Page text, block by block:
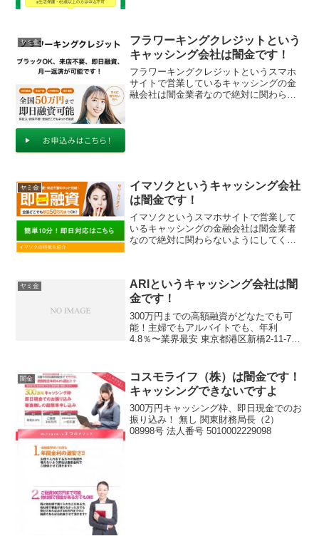
ヤミ金
フラワーキングクレジットという
キャッシング会社は闇金です！
フラワーキングクレジットというスマホ
サイトで営業しているキャッシングの金
融会社は闇金業者なので絶対に関わらな
ヤミ金
イマソクというキャッシング会社
は闇金です！
イマソクというスマホサイトで営業して
いるキャッシングの金融会社は闇金業者
なので絶対に関わらないようにしてくだ
書いていますが信じ...
ヤミ金
ARIというキャッシング会社は闇
金です！
300万円までの高額融資がどなたでも可
能！主婦でもアルバイトでも、年利
4.8％〜業界最安 東京都港区新橋2-11-7
闇金
コスモライフ（株）は闇金です！
キャッシングできないですよ
300万円キャッシング枠、即日現金でのお
振り込み！ 無し 関東財務局長（2）
08998号 法人番号 5010002229098